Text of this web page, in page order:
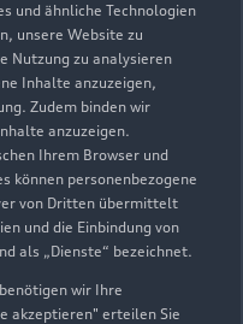
und ähnliche Technologien
unsere Website zu
Nutzung zu analysieren
Inhalte anzuzeigen,
Zudem binden wir
anzuzeigen.
Ihrem Browser und
können personenbezogene
von Dritten übermittelt
und die Einbindung von
als „Dienste“ bezeichnet.
wir Ihre
akzeptieren" erteilen Sie